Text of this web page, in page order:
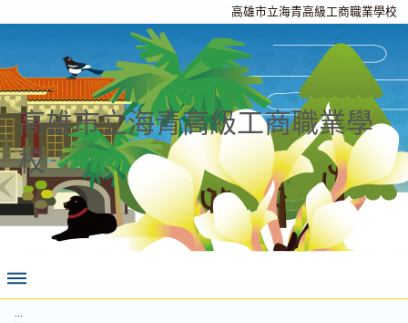
高雄市立海青高級工商職業學校
高雄市立海青高級工商職業學
校
:::